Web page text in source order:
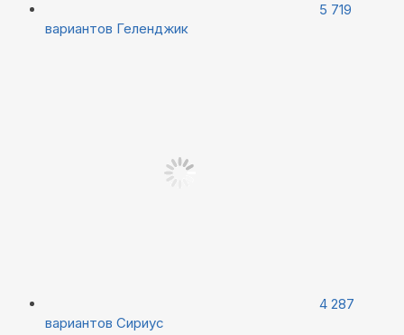
5 719
вариантов Геленджик
4 287
вариантов Сириус